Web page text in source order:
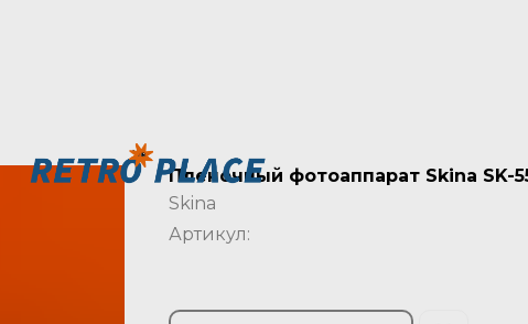
Пленочный фотоаппарат Skina SK-
Skina
Артикул: